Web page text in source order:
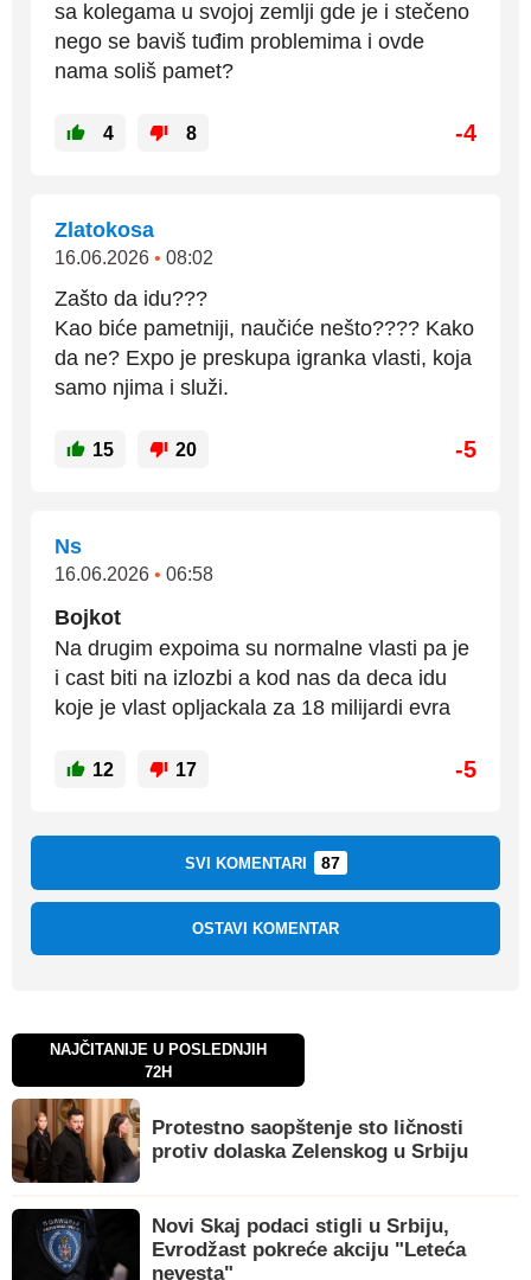
sa kolegama u svojoj zemlji gde je i stečeno
nego se baviš tuđim problemima i ovde
nama soliš pamet?
4 8 -4
Zlatokosa
16.06.2026 • 08:02
Zašto da idu???
Kao biće pametniji, naučiće nešto???? Kako
da ne? Expo je preskupa igranka vlasti, koja
samo njima i služi.
15 20 -5
Ns
16.06.2026 • 06:58
Bojkot
Na drugim expoima su normalne vlasti pa je
i cast biti na izlozbi a kod nas da deca idu
koje je vlast opljackala za 18 milijardi evra
12 17 -5
SVI KOMENTARI 87
OSTAVI KOMENTAR
NAJČITANIJE U POSLEDNJIH
72H
Protestno saopštenje sto ličnosti
protiv dolaska Zelenskog u Srbiju
Novi Skaj podaci stigli u Srbiju,
Evrodžast pokreće akciju "Leteća
nevesta"